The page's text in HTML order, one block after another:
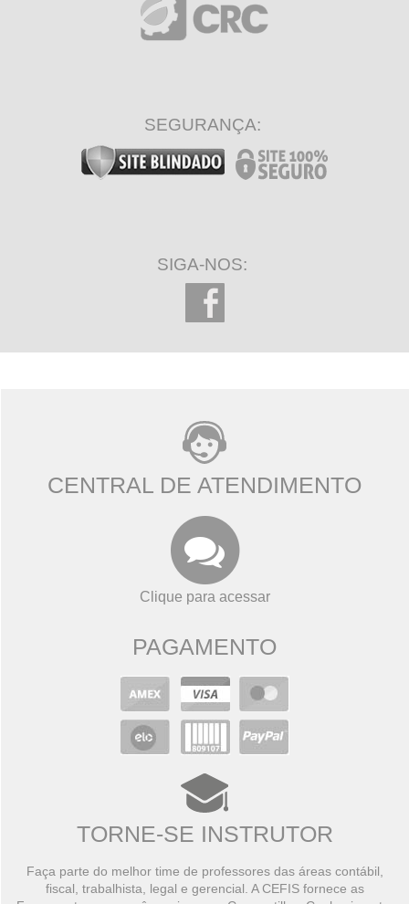
SEGURANÇA:
SIGA-NOS:
CENTRAL DE ATENDIMENTO
Clique para acessar
PAGAMENTO
TORNE-SE INSTRUTOR
Faça parte do melhor time de professores das áreas contábil,
fiscal, trabalhista, legal e gerencial. A CEFIS fornece as